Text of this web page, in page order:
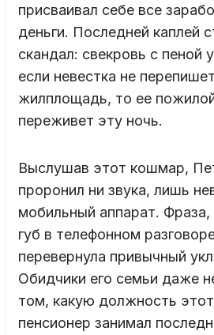
присваивал себе все
деньги. Последней каплей
скандал: свекровь с пеной
если невестка не
жилплощадь, то ее
переживет эту ночь.
Выслушав этот кошмар,
проронил ни звука, лишь
мобильный аппарат. Фраза,
губ в телефонном
перевернула привычный
Обидчики его семьи даже
том, какую должность
пенсионер занимал